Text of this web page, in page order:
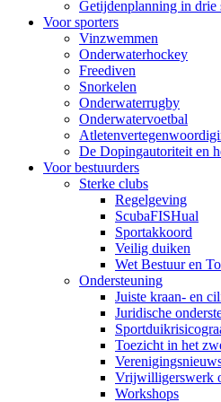
Getijdenplanning in drie
Voor sporters
Vinzwemmen
Onderwaterhockey
Freediven
Snorkelen
Onderwaterrugby
Onderwatervoetbal
De Dopingautoriteit en
Voor bestuurders
Sterke clubs
Regelgeving
ScubaFISHual
Sportakkoord
Veilig duiken
Wet Bestuur en
Ondersteuning
Juiste kraan- en
Juridische
Toezicht in het
Vrijwilligerswerk
Workshops